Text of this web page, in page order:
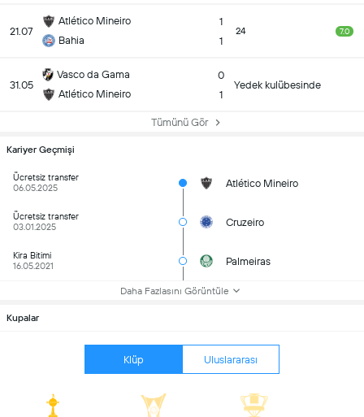
21.07
Atlético Mineiro
Bahia
1
1
24 7.0
31.05
Vasco da Gama
Atlético Mineiro
0
1
Yedek kulübesinde
Tümünü Gör
Kariyer Geçmişi
Ücretsiz transfer
06.05.2025
Atlético Mineiro
Ücretsiz transfer
03.01.2025
Cruzeiro
Kira Bitimi
16.05.2021
Palmeiras
Daha Fazlasını Görüntüle
Kupalar
Klüp Uluslararası